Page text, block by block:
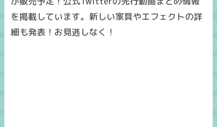
を掲載しています。新しい家具やエフェクトの詳
細も発表！お見逃しなく！